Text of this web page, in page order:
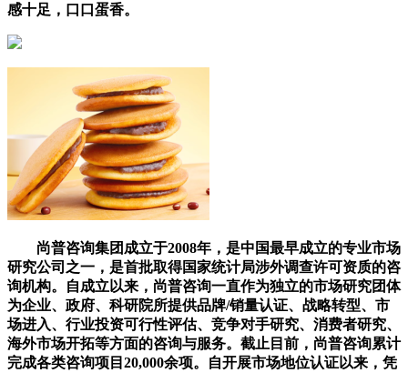
感十足，口口蛋香。
尚普咨询集团成立于2008年，是中国最早成立的专业市场
研究公司之一，是首批取得国家统计局涉外调查许可资质的咨
询机构。自成立以来，尚普咨询一直作为独立的市场研究团体
为企业、政府、科研院所提供品牌/销量认证、战略转型、市
场进入、行业投资可行性评估、竞争对手研究、消费者研究、
海外市场开拓等方面的咨询与服务。截止目前，尚普咨询累计
完成各类咨询项目20,000余项。自开展市场地位认证以来，凭